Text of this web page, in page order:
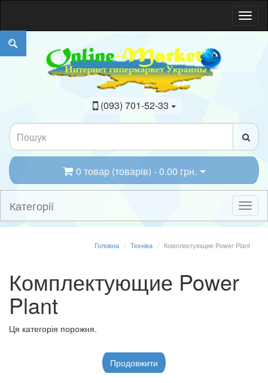
(093) 701-52-33
0 товар (товарів) - 0.00 грн.
Категорії
Головна Техніка Комплектующие Power Plant
Комплектующие Power
Plant
Ця категорія порожня.
Продовжити